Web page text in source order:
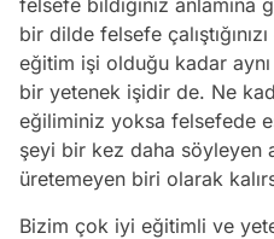
felsefe bildiğiniz anlamına
bir dilde felsefe
eğitim işi olduğu kadar
bir yetenek işidir de. Ne
eğiliminiz yoksa felsefede
şeyi bir kez daha söyleyen
üretemeyen biri olarak
Bizim çok iyi eğitimli ve